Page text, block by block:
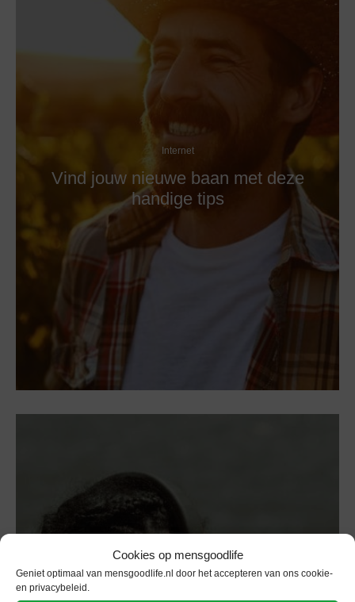
Cookies op mensgoodlife
Geniet optimaal van mensgoodlife.nl door het accepteren van ons cookie-
en privacybeleid.
Internet
Vind jouw nieuwe baan met deze
handige tips